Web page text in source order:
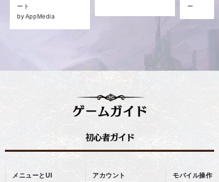
ート
by AppMedia
ー
メニューとUI アカウント モバイル操作